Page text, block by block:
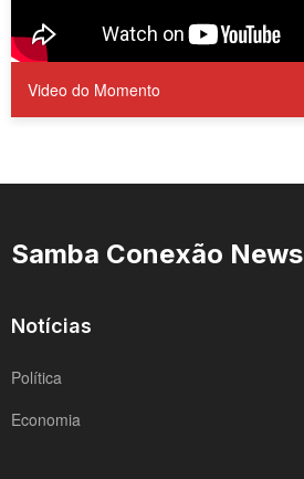
Video do Momento
Samba Conexão News
Notícias
Política
Economia